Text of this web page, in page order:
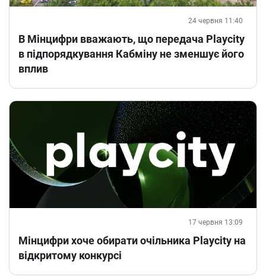
24 червня 11:40
В Мінцифри вважають, що передача Playcity
в підпорядкування Кабміну не зменшує його
вплив
17 червня 13:09
Мінцифри хоче обирати очільника Playcity на
відкритому конкурсі